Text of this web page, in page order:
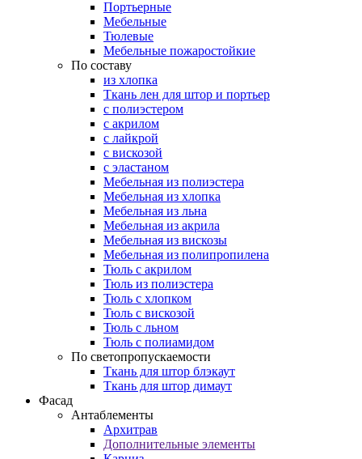
Портьерные
Мебельные
Тюлевые
Мебельные пожаростойкие
По составу
из хлопка
Ткань лен для штор и портьер
с полиэстером
с акрилом
с лайкрой
с вискозой
с эластаном
Мебельная из полиэстера
Мебельная из хлопка
Мебельная из льна
Мебельная из акрила
Мебельная из вискозы
Мебельная из полипропилена
Тюль с акрилом
Тюль из полиэстера
Тюль с хлопком
Тюль с вискозой
Тюль с льном
Тюль с полиамидом
По светопропускаемости
Ткань для штор блэкаут
Ткань для штор димаут
Фасад
Антаблементы
Архитрав
Дополнительные элементы